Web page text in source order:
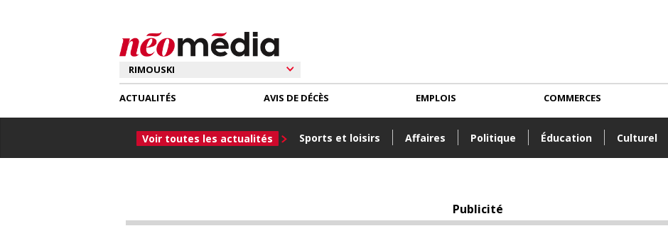
ACTUALITÉS
Voir toutes les actualités Sports et loisirs Affaires Politique Éducation Culturel
AVIS DE DÉCÈS EMPLOIS COMMERCES
Publicité